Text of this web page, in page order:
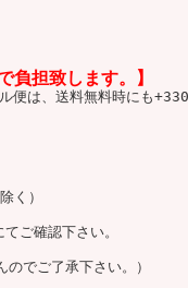
負担致します。】
は、送料無料時にも
く）
ご確認下さい。
でご了承下さい。）